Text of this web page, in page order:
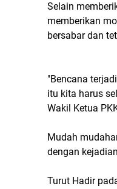
Selain
memberikan
bersabar dan
"Bencana
itu kita harus
Wakil Ketua
Mudah
dengan
Turut Hadir